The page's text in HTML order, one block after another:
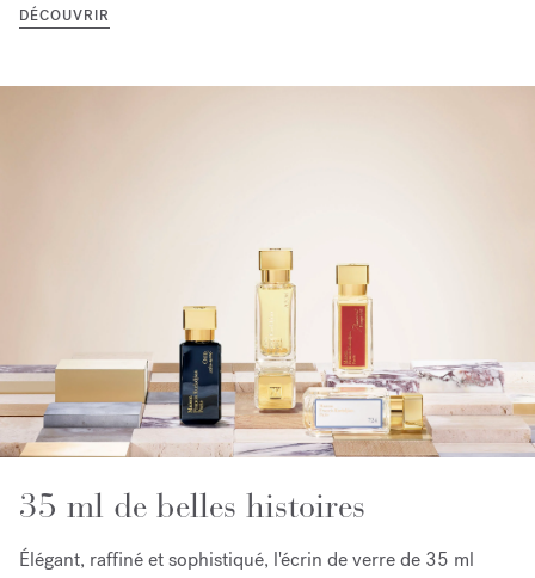
DÉCOUVRIR
35 ml de belles histoires
Élégant, raffiné et sophistiqué, l'écrin de verre de 35 ml